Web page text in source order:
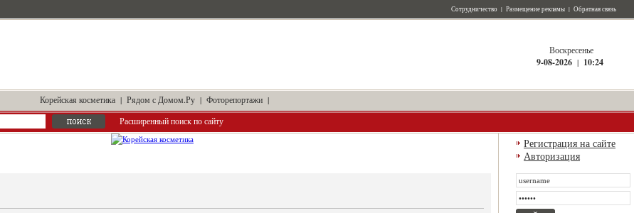
Сотрудничество | Размещение рекламы | Обратная связь
Воскресенье
9-08-2026 | 10:24
Корейская косметика | Рядом с Домом.Ру | Фоторепортажи |
Расширенный поиск по сайту
Регистрация на сайте
Авторизация